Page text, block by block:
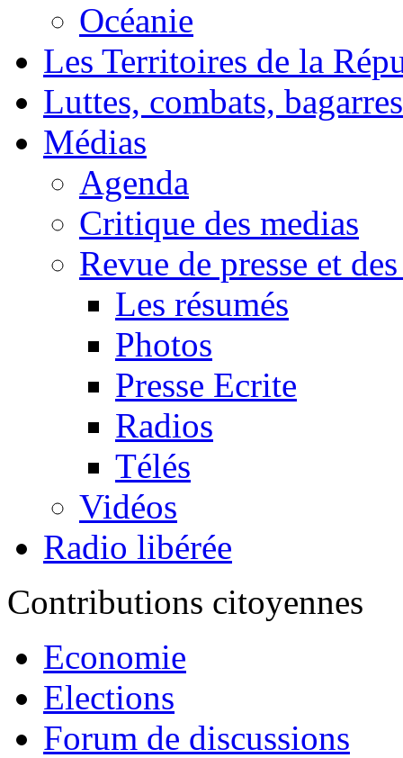
Océanie
Les Territoires de la
Luttes, combats, bagarres
Médias
Agenda
Critique des medias
Revue de presse et
Les résumés
Photos
Presse Ecrite
Radios
Télés
Vidéos
Radio libérée
Contributions citoyennes
Economie
Elections
Forum de discussions